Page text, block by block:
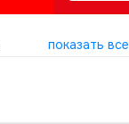
показать все